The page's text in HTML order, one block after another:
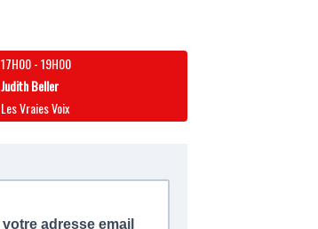
17H00-19H00
Judith Beller
Les Vraies Voix